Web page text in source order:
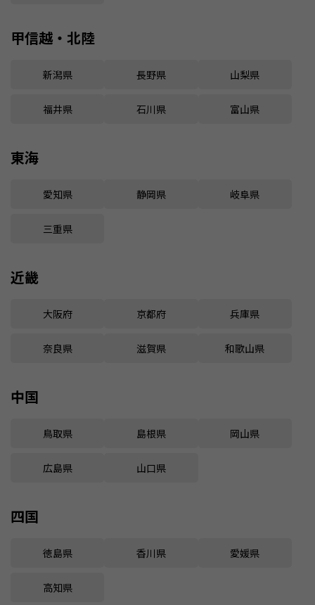
甲信越・北陸
新潟県 長野県 山梨県
福井県 石川県 富山県
東海
愛知県 静岡県 岐阜県
三重県
近畿
大阪府 京都府 兵庫県
奈良県 滋賀県 和歌山県
中国
鳥取県 島根県 岡山県
広島県 山口県
四国
徳島県 香川県 愛媛県
高知県